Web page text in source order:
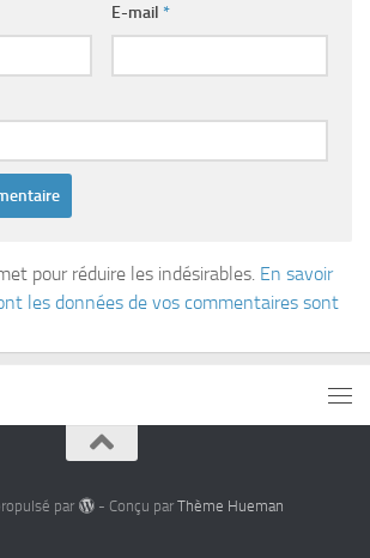
E-mail *
pour réduire les indésirables. En savoir
les données de vos commentaires sont
par - Conçu par Thème Hueman